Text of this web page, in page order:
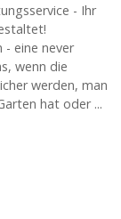
- Ihr
- eine never
wenn die
werden, man
hat oder ...